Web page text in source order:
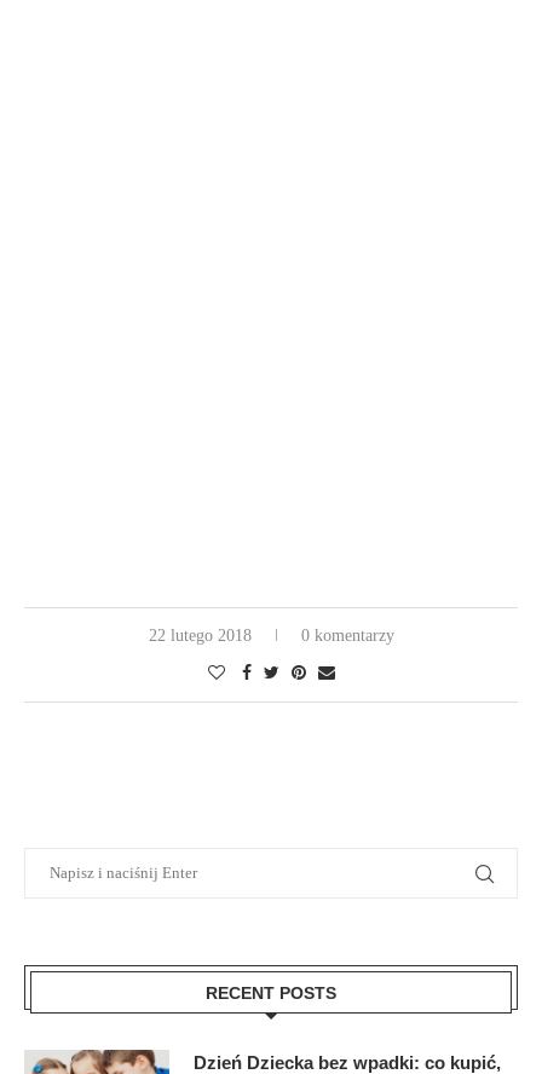
22 lutego 2018 0 komentarzy
RECENT POSTS
Dzień Dziecka bez wpadki: co kupić,